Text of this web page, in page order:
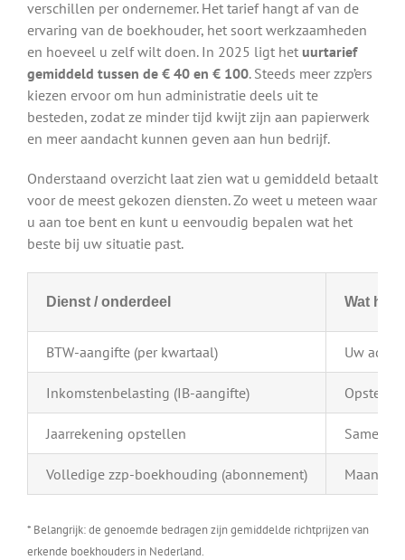
verschillen per ondernemer. Het tarief hangt af van de
ervaring van de boekhouder, het soort werkzaamheden
en hoeveel u zelf wilt doen. In 2025 ligt het uurtarief
gemiddeld tussen de € 40 en € 100. Steeds meer zzp’ers
kiezen ervoor om hun administratie deels uit te
besteden, zodat ze minder tijd kwijt zijn aan papierwerk
en meer aandacht kunnen geven aan hun bedrijf.
Onderstaand overzicht laat zien wat u gemiddeld betaalt
voor de meest gekozen diensten. Zo weet u meteen waar
u aan toe bent en kunt u eenvoudig bepalen wat het
beste bij uw situatie past.
Dienst / onderdeel Wat
BTW-aangifte (per kwartaal) Uw
Inkomstenbelasting (IB-aangifte)
Jaarrekening opstellen
Volledige zzp-boekhouding (abonnement)
* Belangrijk: de genoemde bedragen zijn gemiddelde richtprijzen van
erkende boekhouders in Nederland.